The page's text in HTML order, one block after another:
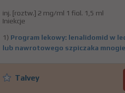
inj. [roztw.] 2 mg/ml 1 fiol. 1,5 ml
Iniekcje
1) Program lekowy: lenalidomid w
lub nawrotowego szpiczaka
Talvey